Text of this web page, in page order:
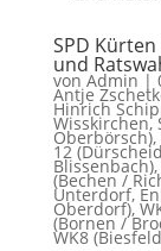
SPD
und
von Admin |
Antje
Hinrich
Wisskirchen,
Oberbörsch),
12
Blissenbach),
(Bechen /
Unterdorf,
Oberdorf),
(Bornen /
WK8